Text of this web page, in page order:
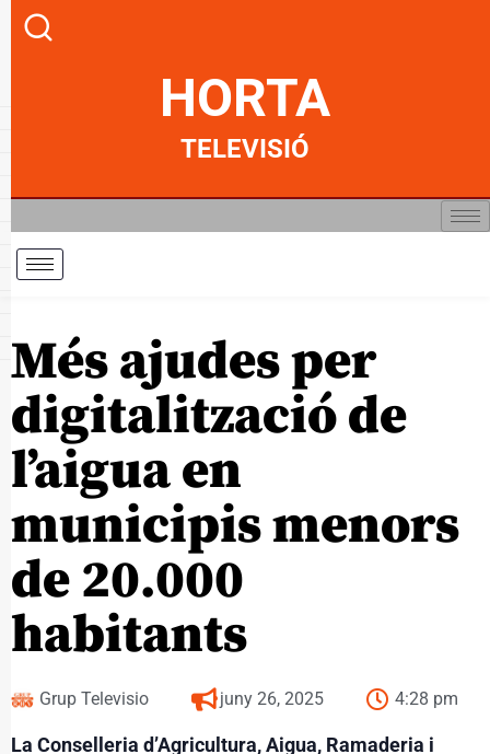
HORTA
TELEVISIÓ
Més ajudes per
digitalització de
l’aigua en
municipis menors
de 20.000
habitants
Grup Televisio juny 26, 2025 4:28 pm
La Conselleria d’Agricultura, Aigua, Ramaderia i